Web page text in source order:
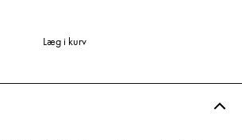
Læg i kurv